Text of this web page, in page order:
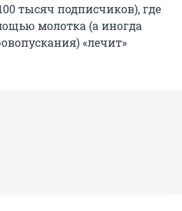
тысяч подписчиков), где
молотка (а иногда
«лечит»